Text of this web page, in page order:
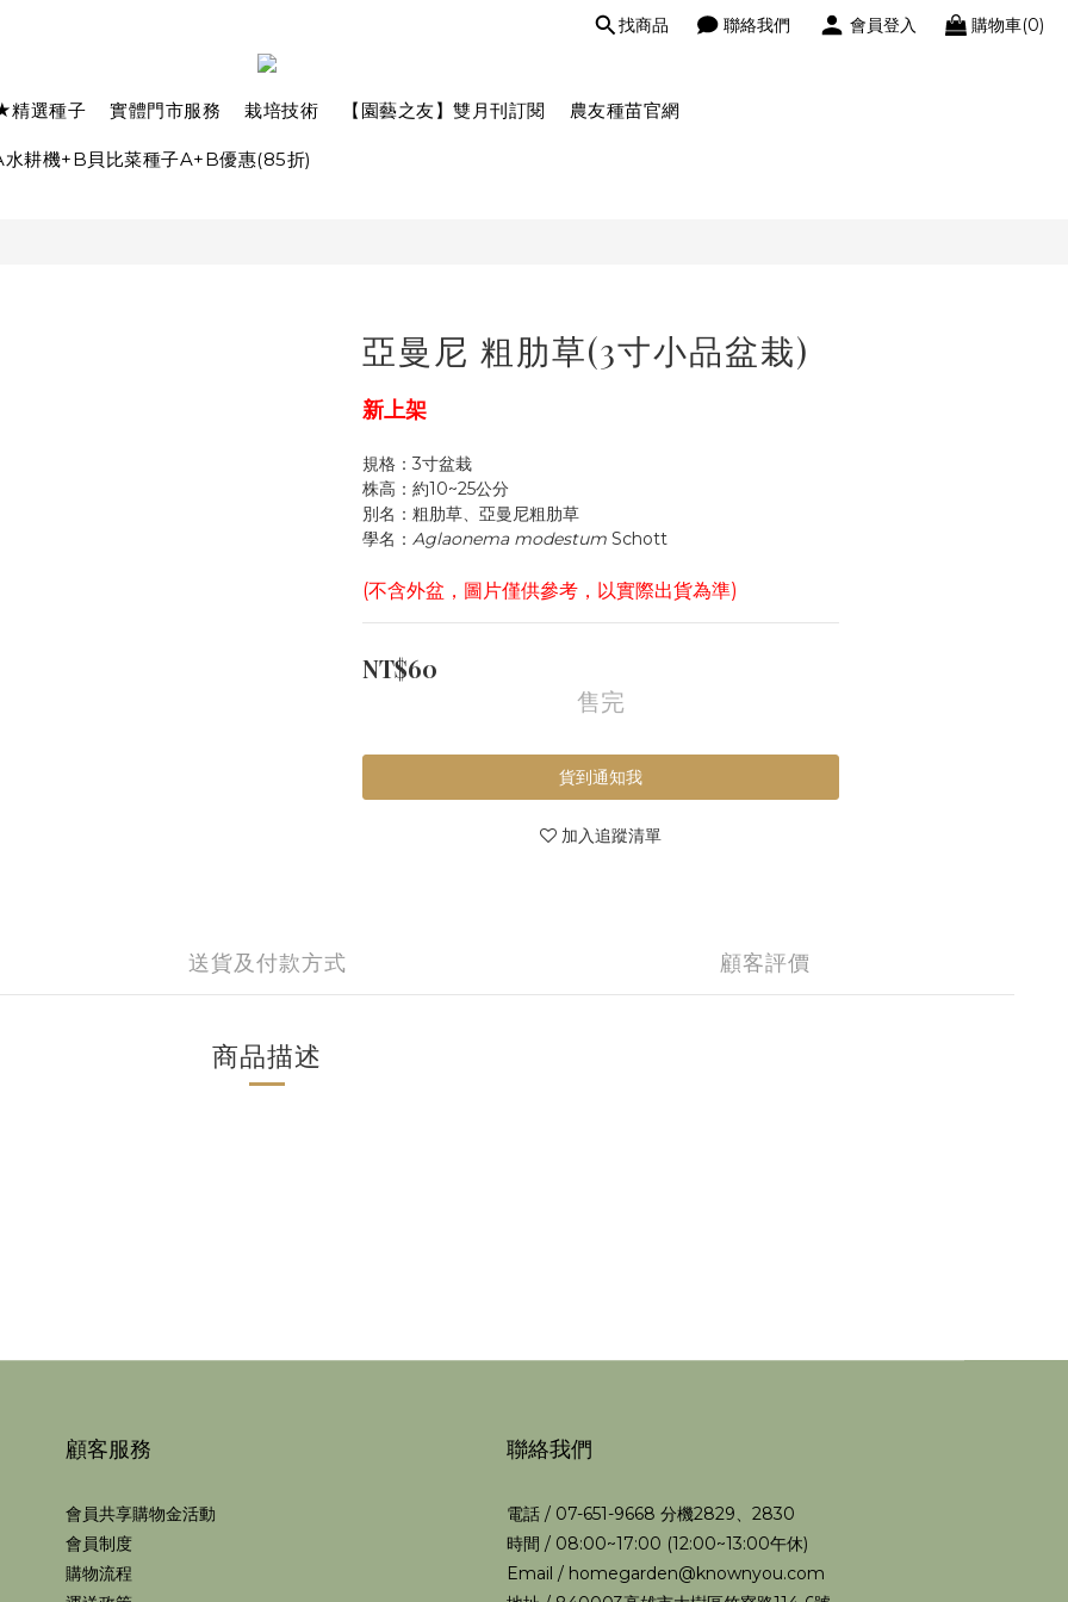
找商品 聯絡我們 會員登入 購物車(0)
精選種子 實體門市服務 栽培技術 【園藝之友】雙月刊訂閱 農友種苗官網
耕機+B貝比菜種子A+B優惠(85折)
亞曼尼 粗肋草(3寸小品盆栽)
新上架
規格：3寸盆栽
株高：約10~25公分
別名：粗肋草、亞曼尼粗肋草
學名： Aglaonema modestum Schott
(不含外盆，圖片僅供參考，以實際出貨為準)
NT$60
售完
貨到通知我
加入追蹤清單
送貨及付款方式 顧客評價
商品描述
顧客服務
會員共享購物金活動
會員制度
購物流程
聯絡我們
電話 / 07-651-9668 分機2829、2830
時間 / 08:00~17:00 (12:00~13:00午休)
Email / homegarden@knownyou.com